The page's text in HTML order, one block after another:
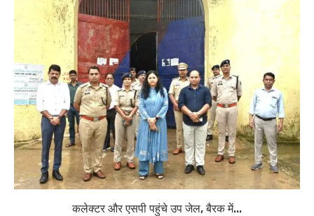
कलेक्टर और एसपी पहुंचे उप जेल, बैरक में...